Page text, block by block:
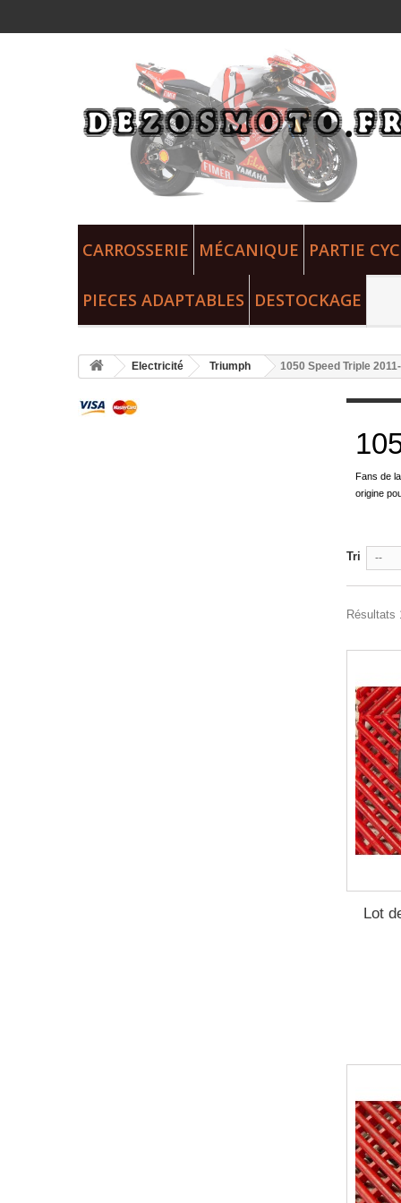
CARROSSERIE MÉCANIQUE PARTIE
PIECES ADAPTABLES DESTOCKAGE
Electricité Triumph 1050 Speed Triple
Fans de
origine
Tri --
Résultats
Lot